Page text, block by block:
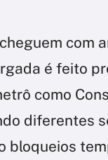
com
é feito
como
diferentes
bloqueios